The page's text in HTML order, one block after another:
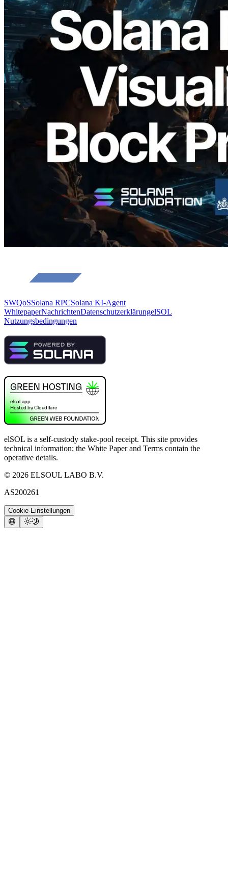
2026.05.24
Validators Solutions veröffentlicht Solana
Block Analyzer – Visualisierung der
Blockproduktionszeit pro Slot und der
zugewiesenen Validatoren
Lesen Sie diesen Artikel
SWQoSSolana RPCSolana KI-Agent
WhitepaperNachrichtenDatenschutzerklärungelSOL
Nutzungsbedingungen
elSOL is a self-custody stake-pool receipt. This site provides
technical information; the White Paper and Terms contain the
operative details.
© 2026 ELSOUL LABO B.V.
AS200261
Cookie-Einstellungen